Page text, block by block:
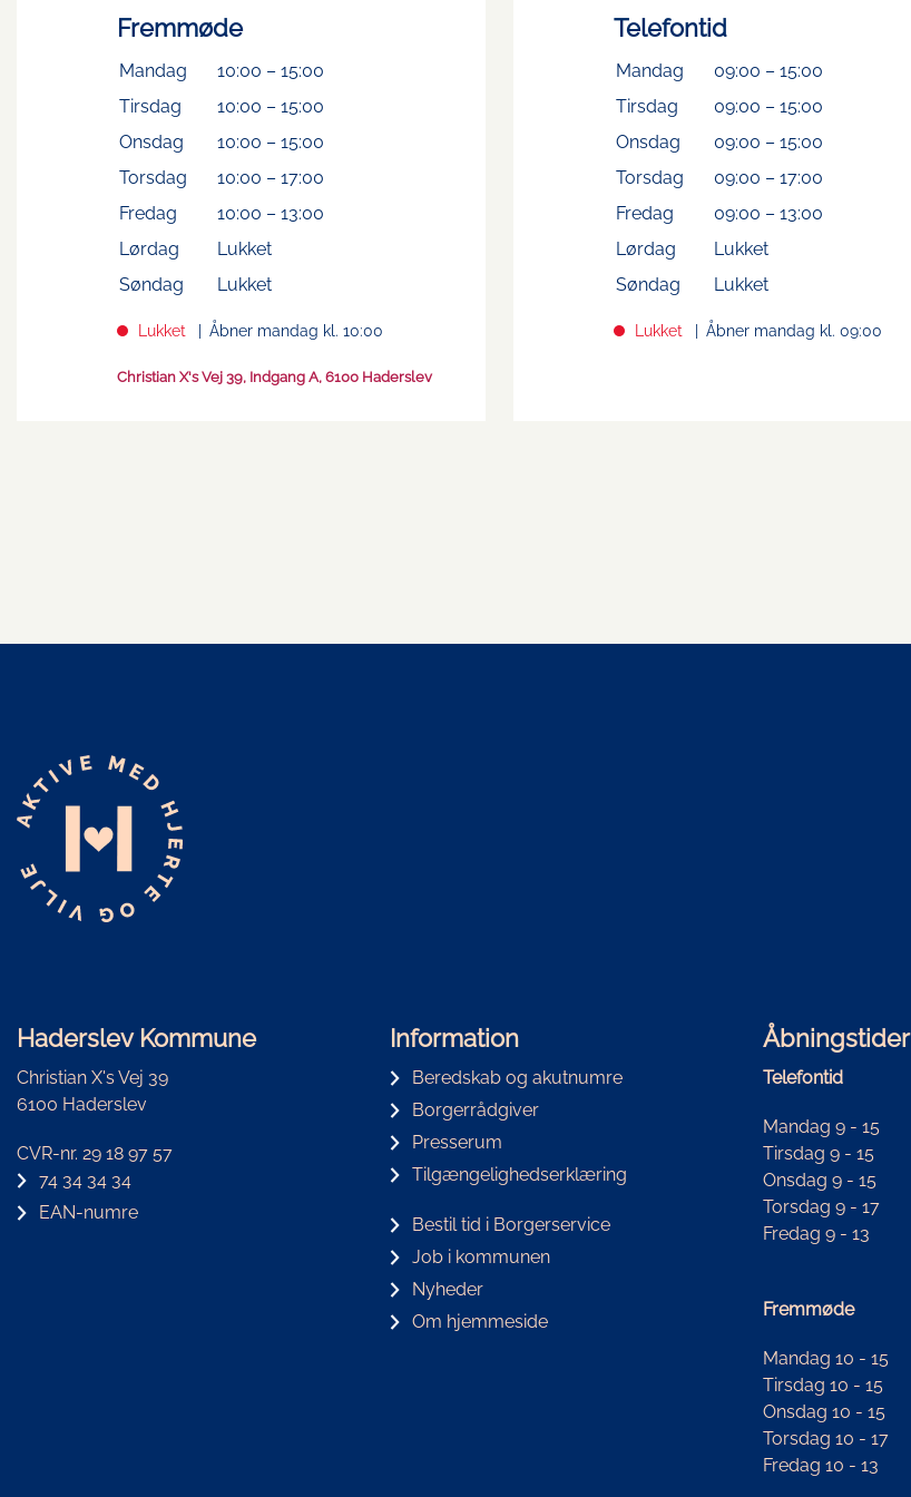
Fremmøde
Mandag 10:00 – 15:00
Tirsdag
10:00 – 15:00
Onsdag
10:00 – 15:00
Torsdag
10:00 – 17:00
Fredag
10:00 – 13:00
Lørdag
Lukket
Søndag
Lukket
Lukket Åbner mandag kl. 10:00
Christian X's Vej 39, Indgang A, 6100 Haderslev
Telefontid
Mandag 09:00 –15:00
Tirsdag
09:00 –15:00
Onsdag
09:00 –15:00
Torsdag
09:00 –17:00
Fredag
09:00 –13:00
Lørdag
Lukket
Søndag
Lukket
Lukket Åbner mandag kl. 09:00
Haderslev Kommune
Christian X's Vej 39
6100 Haderslev
CVR-nr. 29 18 97 57
74 34 34 34
EAN-numre
Information
Beredskab og akutnumre
Borgerrådgiver
Presserum
Tilgængelighedserklæring
Bestil tid i Borgerservice
Job i kommunen
Nyheder
Om hjemmeside
Åbningstider
Telefontid
Mandag 9 - 15
Tirsdag 9 - 15
Onsdag 9 - 15
Torsdag 9 - 17
Fredag 9 - 13
Fremmøde
Mandag 10 - 15
Tirsdag 10 - 15
Onsdag 10 - 15
Torsdag 10 - 17
Fredag 10 - 13